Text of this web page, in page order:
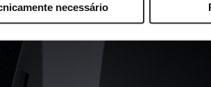
necessário